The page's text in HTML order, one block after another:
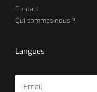
Contact
Qui sommes-nous ?
Langues